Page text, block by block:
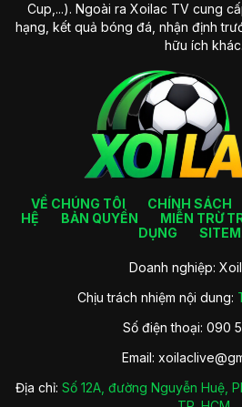
Cup,...). Ngoài ra Xoilac TV cung
hạng, kết quả bóng đá, nhận định
hữu ích khác.
VỀ CHÚNG TÔI CHÍNH SÁCH
HỆ
BẢN QUYỀN MIỄN TRỪ
DỤNG
Doanh nghiệp:
Chịu trách nhiệm nội dung:
Số điện thoại: 090
Email:
Địa chỉ: Số 12A, đường Nguyễn Huệ,